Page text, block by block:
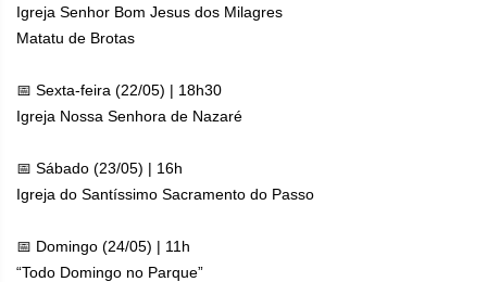
Igreja Senhor Bom Jesus dos Milagres
Matatu de Brotas
📅 Sexta-feira (22/05) | 18h30
Igreja Nossa Senhora de Nazaré
📅 Sábado (23/05) | 16h
Igreja do Santíssimo Sacramento do Passo
📅 Domingo (24/05) | 11h
“Todo Domingo no Parque”